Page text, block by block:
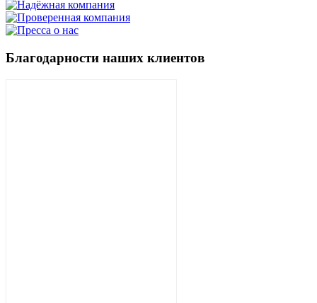
Благодарности наших клиентов